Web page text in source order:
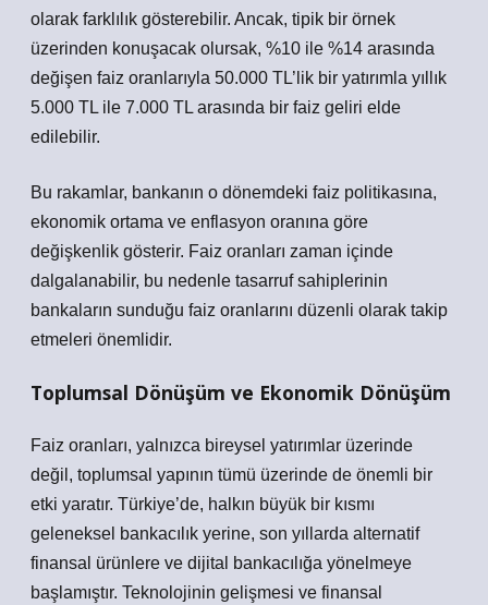
olarak farklılık gösterebilir. Ancak, tipik bir örnek
üzerinden konuşacak olursak, %10 ile %14 arasında
değişen faiz oranlarıyla 50.000 TL’lik bir yatırımla yıllık
5.000 TL ile 7.000 TL arasında bir faiz geliri elde
edilebilir.
Bu rakamlar, bankanın o dönemdeki faiz politikasına,
ekonomik ortama ve enflasyon oranına göre
değişkenlik gösterir. Faiz oranları zaman içinde
dalgalanabilir, bu nedenle tasarruf sahiplerinin
bankaların sunduğu faiz oranlarını düzenli olarak takip
etmeleri önemlidir.
Toplumsal Dönüşüm ve Ekonomik Dönüşüm
Faiz oranları, yalnızca bireysel yatırımlar üzerinde
değil, toplumsal yapının tümü üzerinde de önemli bir
etki yaratır. Türkiye’de, halkın büyük bir kısmı
geleneksel bankacılık yerine, son yıllarda alternatif
finansal ürünlere ve dijital bankacılığa yönelmeye
başlamıştır. Teknolojinin gelişmesi ve finansal